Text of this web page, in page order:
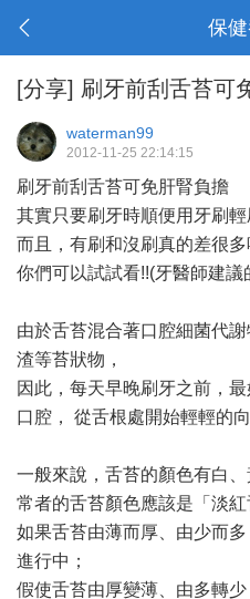
保
[分享] 刷牙前刮舌苔可
waterman99
2012-11-25 22:14:15
刷牙前刮舌苔可免肝腎負擔
其實只要刷牙時順便用牙刷
而且，有刷和沒刷真的差很
你們可以試試看!!(牙醫師建議
由於舌苔混合著口腔細菌代
渣等苔狀物，
因此，每天早晚刷牙之前，
口腔， 從舌根處開始輕輕的
一般來說，舌苔的顏色有白
常者的舌苔顏色應該是「淡紅
如果舌苔由薄而厚、由少而
進行中；
假使舌苔由厚變薄、由多轉少